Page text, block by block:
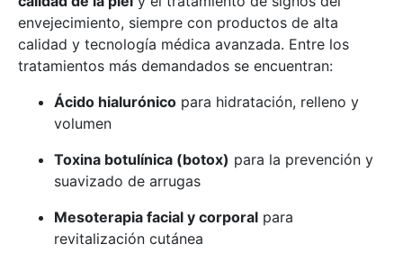
envejecimiento, siempre con productos de alta
calidad y tecnología médica avanzada. Entre los
tratamientos más demandados se encuentran:
Ácido hialurónico para hidratación, relleno y
volumen
Toxina botulínica (botox) para la prevención y
suavizado de arrugas
Mesoterapia facial y corporal para
revitalización cutánea